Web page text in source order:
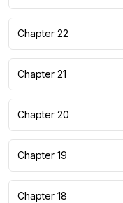
Chapter 22
Chapter 21
Chapter 20
Chapter 19
Chapter 18